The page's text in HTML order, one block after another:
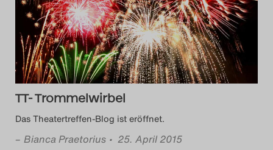
Das Theatertreffen-Blog
2014
Das Theatertreffen-Blog
2015
Das Theatertreffen-Blog
TT- Trommelwirbel
Das Theatertreffen-Blog ist eröffnet.
– Bianca Praetorius • 25. April 2015